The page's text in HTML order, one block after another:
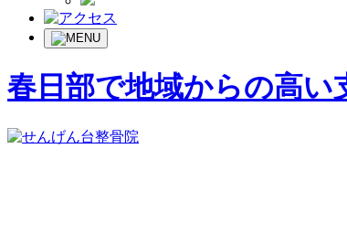
春日部で地域からの高い